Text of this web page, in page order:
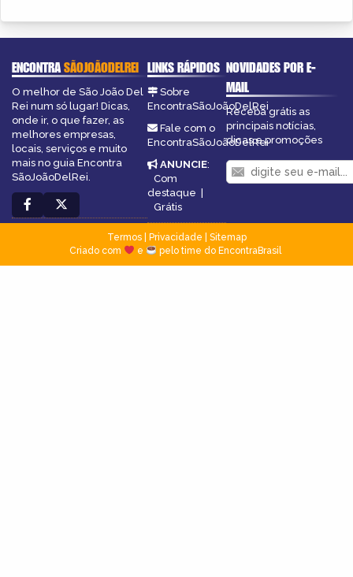
ENCONTRASÃOJOÃODELREI
O melhor de São João Del
Rei num só lugar! Dicas,
onde ir, o que fazer, as
melhores empresas,
locais, serviços e muito
mais no guia Encontra
SãoJoãoDelRei.
LINKS RÁPIDOS
Sobre
EncontraSãoJoãoDelRei
Fale com o
EncontraSãoJoãoDelRei
ANUNCIE:
Com
destaque |
Grátis
NOVIDADES POR E-
MAIL
Receba grátis as
principais notícias,
dicas e promoções
Termos| Privacidade
Sitemap
Criado com
e pelo time do EncontraBrasil